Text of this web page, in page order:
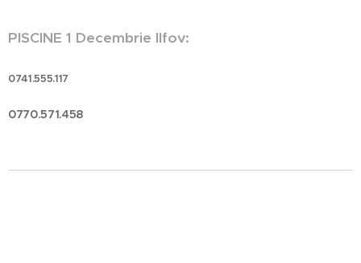
PISCINE 1 Decembrie Ilfov:
0741.555.117
0770.571.458